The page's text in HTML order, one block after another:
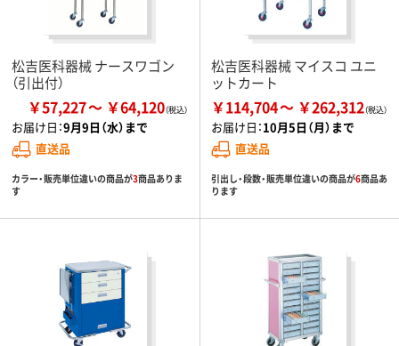
松吉医科器械 ナースワゴン
（引出付）
￥57,227 ￥64,120
お届け日：9月9日（水）まで
直送品
カラー・販売単位違いの商品が3商品ありま
す
松吉医科器械 マイスコ ユニ
ットカート
￥114,704 ￥262,312
お届け日：10月5日（月）まで
直送品
引出し・段数・販売単位違いの商品が6商品あ
ります